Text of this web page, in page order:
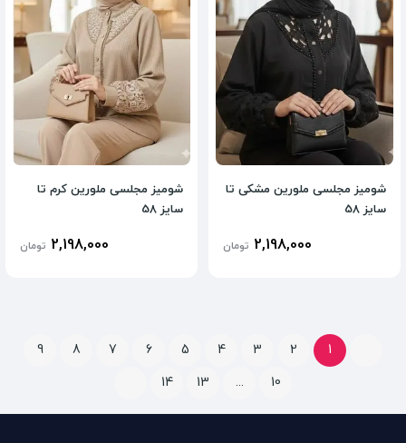
شومیز مجلسی ملورین مشکی تا
سایز 58
2,198,000 تومان
شومیز مجلسی ملورین کرم تا
سایز 58
2,198,000 تومان
1
2
3
4
5
6
7
8
9
10
...
13
14